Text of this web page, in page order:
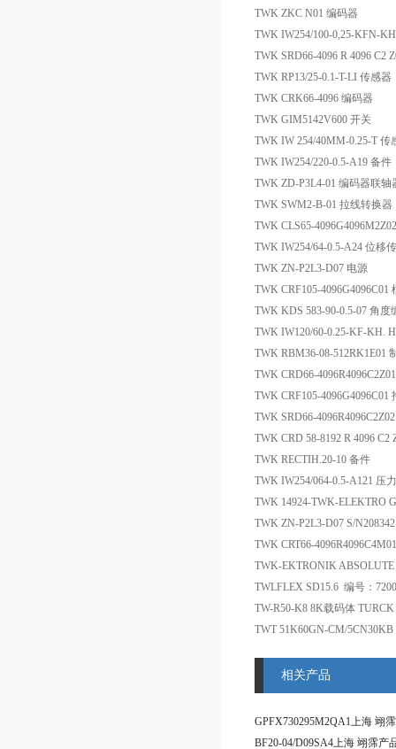
TWK ZKC N01 编码器
TWK IW254/100-0,25-KFN-
TWK SRD66-4096 R 4096 C2
TWK RP13/25-0.1-T-LI 传感器
TWK CRK66-4096 编码器
TWK GIM5142V600 开关
TWK IW 254/40MM-0.25-T 传
TWK IW254/220-0.5-A19 备件
TWK ZD-P3L4-01 编码器联轴
TWK SWM2-B-01 拉线转换器
TWK CLS65-
TWK IW254/64-0.5-A24 位移
TWK ZN-P2L3-D07 电源
TWK CRF105-4096G4096C01
TWK KDS 583-90-0.5-07 角度
TWK IW120/60-0.25-KF-KH.
TWK RBM36-08-512RK1E01
TWK CRD66-
TWK CRF105-4096G4096C01
TWK SRD66-
TWK CRD 58-8192 R 4096 C2
TWK RECTIH.20-10 备件
TWK IW254/064-0.5-A121 压
TWK 14924-TWK-ELEKTRO
TWK ZN-P2L3-D07 S/
TWK CRT66-
TWK-EKTRONIK
TWLFLEX SD15.6 编号：
TW-R50-K8 8K载码体 TURCK
TWT 51K60GN-CM/5CN30KB
相关产品